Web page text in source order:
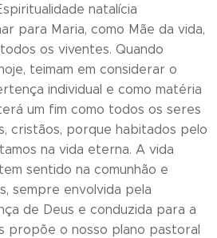
natalícia
para Maria, como Mãe da vida,
os viventes. Quando
teimam em considerar o
individual e como matéria
um fim como todos os seres
cristãos, porque habitados pelo
na vida eterna. A vida
sentido na comunhão e
sempre envolvida pela
de Deus e conduzida para a
propõe o nosso plano pastoral